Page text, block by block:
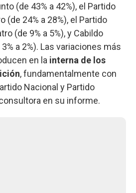
(de 43% a 42%), el Partido
(de 24% a 28%), el Partido
(de 9% a 5%), y Cabildo
a 2%). Las variaciones más
en la interna de los
, fundamentalmente con
Nacional y Partido
en su informe.